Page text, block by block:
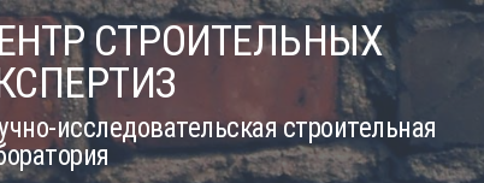
СТРОИТЕЛЬНЫХ
исследовательская строительная